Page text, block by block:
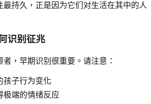
最持久，正是因为它们对生活在其中的人
识别征兆
，早期识别很重要。请注意：
孩子行为变化
极端的情绪反应